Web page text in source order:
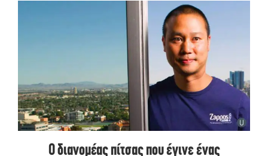
Ο διανομέας πίτσας που έγινε ένας